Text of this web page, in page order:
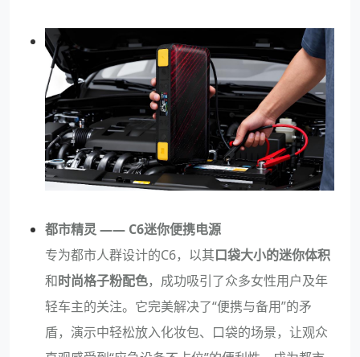
都市精灵 —— C6迷你便携电源
专为都市人群设计的C6，以其口袋大小的迷你体积
和时尚格子粉配色，成功吸引了众多女性用户及年
轻车主的关注。它完美解决了“便携与备用”的矛
盾，演示中轻松放入化妆包、口袋的场景，让观众